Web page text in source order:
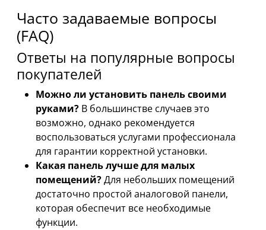
Часто задаваемые вопросы
(FAQ)
Ответы на популярные вопросы
покупателей
Можно ли установить панель своими
руками? В большинстве случаев это
возможно, однако рекомендуется
воспользоваться услугами профессионала
для гарантии корректной установки.
Какая панель лучше для малых
помещений?Для небольших помещений
достаточно простой аналоговой панели,
которая обеспечит все необходимые
функции.